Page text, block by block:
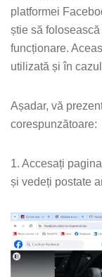
platformei
știe să
funcționare.
utilizată și în
Așadar, vă
corespunzătoare:
1. Accesați
și vedeți postate